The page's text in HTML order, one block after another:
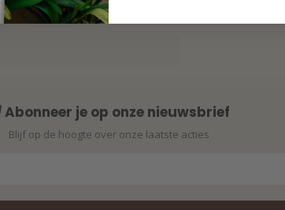
Abonneer je op onze nieuwsbrief
Blijf op de hoogte over onze laatste acties